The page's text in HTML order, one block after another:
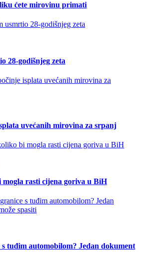
ćete mirovinu primati
28-godišnjeg zeta
uvećanih mirovina za srpanj
mogla rasti cijena goriva u BiH
tuđim automobilom? Jedan dokument